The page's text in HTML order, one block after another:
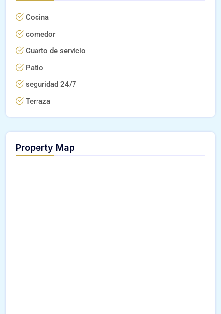
Cocina
comedor
Cuarto de servicio
Patio
seguridad 24/7
Terraza
Property Map